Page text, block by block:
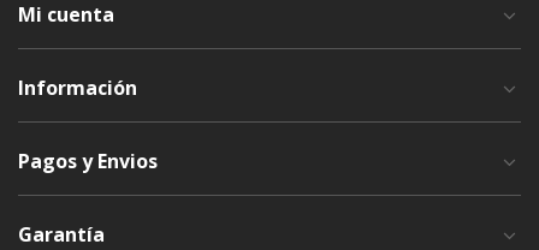
Mi cuenta
Información
Pagos y Envios
Garantía